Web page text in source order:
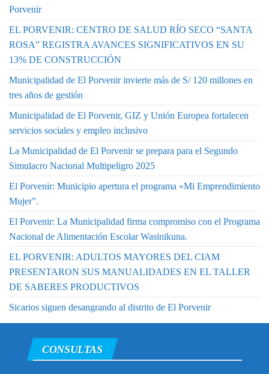
Porvenir
EL PORVENIR: CENTRO DE SALUD RÍO SECO “SANTA
ROSA” REGISTRA AVANCES SIGNIFICATIVOS EN SU
13% DE CONSTRUCCIÓN
Municipalidad de El Porvenir invierte más de S/ 120 millones en
tres años de gestión
Municipalidad de El Porvenir, GIZ y Unión Europea fortalecen
servicios sociales y empleo inclusivo
La Municipalidad de El Porvenir se prepara para el Segundo
Simulacro Nacional Multipeligro 2025
El Porvenir: Municipio apertura el programa «Mi Emprendimiento
Mujer”.
El Porvenir: La Municipalidad firma compromiso con el Programa
Nacional de Alimentación Escolar Wasinikuna.
EL PORVENIR: ADULTOS MAYORES DEL CIAM
PRESENTARON SUS MANUALIDADES EN EL TALLER
DE SABERES PRODUCTIVOS
Sicarios siguen desangrando al distrito de El Porvenir
CONSULTAS